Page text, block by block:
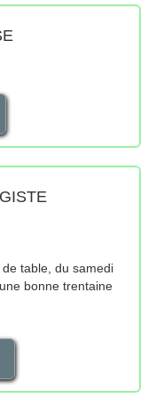
table, du samedi
bonne trentaine